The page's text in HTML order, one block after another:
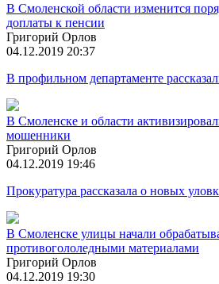
В Смоленской области изменится
доплаты к пенсии
Григорий Орлов
04.12.2019 20:37
В профильном департаменте
В Смоленске и области
мошенники
Григорий Орлов
04.12.2019 19:46
Прокуратура рассказала о новых
В Смоленске улицы начали
противогололедными материалами
Григорий Орлов
04.12.2019 19:30